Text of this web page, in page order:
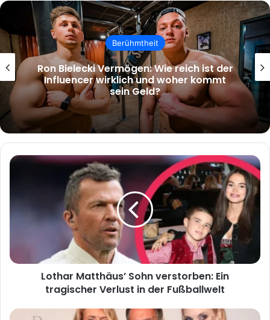
Berühmtheit
Uwe Bohm Krankheit – Was ist über
seinen Gesundheitszustand wirklich
bekannt?
Lothar
Ein
tragischer
der
FußballweltLothar Matthäus’ Sohn verstorben: Ein
tragischer Verlust in der Fußballwelt
Maria